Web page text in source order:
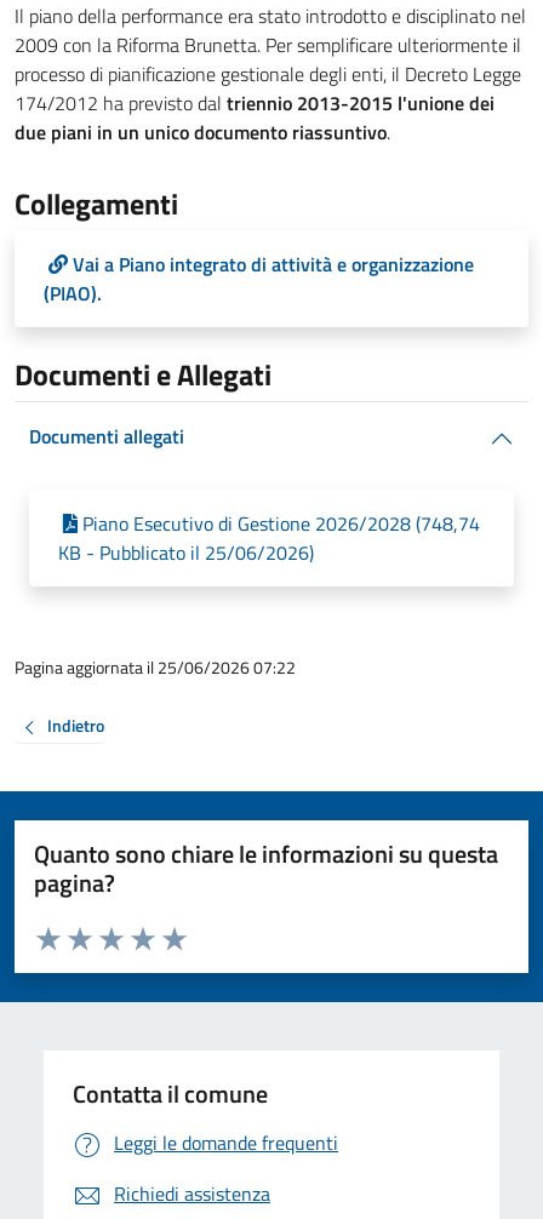
Il piano della performance era stato introdotto e disciplinato nel
2009 con la Riforma Brunetta. Per semplificare ulteriormente il
processo di pianificazione gestionale degli enti, il Decreto Legge
174/2012 ha previsto dal triennio 2013-2015 l'unione dei
due piani in un unico documento riassuntivo.
Collegamenti
Vai a Piano integrato di attività e organizzazione
(PIAO).
Documenti e Allegati
Documenti allegati
Piano Esecutivo di Gestione 2026/2028 (748,74
KB - Pubblicato il 25/06/2026)
Pagina aggiornata il 25/06/2026 07:22
Indietro
Quanto sono chiare le informazioni su questa
pagina?
Valuta da 1 a 5 stelle la pagina
Valuta 5 stelle su 5
Valuta 4 stelle su 5
Valuta 3 stelle su 5
Valuta 2 stelle su 5
Valuta 1 stelle su 5
Contatta il comune
Leggi le domande frequenti
Richiedi assistenza